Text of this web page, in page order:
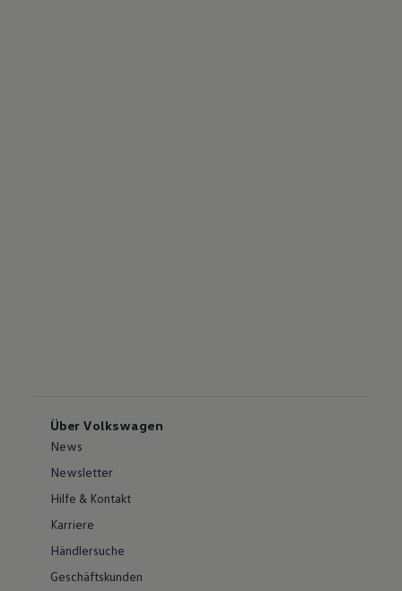
Über Volkswagen
News
Newsletter
Hilfe & Kontakt
Karriere
Händlersuche
Geschäftskunden